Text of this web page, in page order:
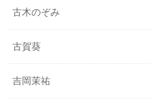
古木のぞみ
古賀葵
吉岡茉祐